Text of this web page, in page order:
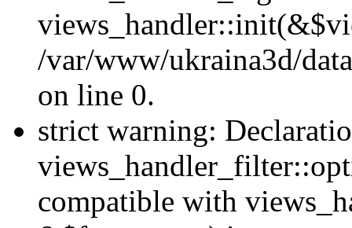
/var/www/ukraina3d/
on line 0.
strict warning:
compatible with